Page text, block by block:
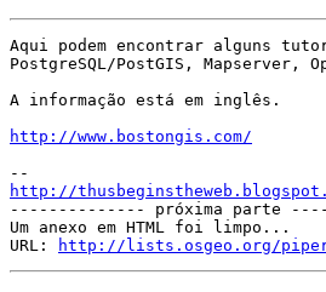
Aqui podem encontrar alguns
PostgreSQL/PostGIS, Mapserver,
A informação está em inglês.
http://www.bostongis.com/
http://
-------------- próxima parte
Um anexo em HTML foi limpo...
URL:
http://lists.osgeo.org/